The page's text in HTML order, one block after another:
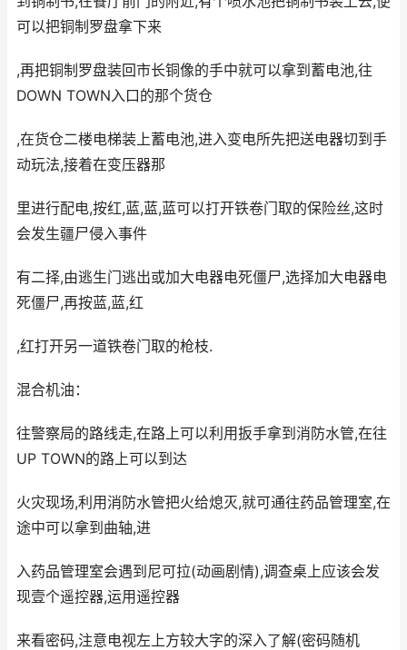
可以把铜制罗盘拿下来
,再把铜制罗盘装回市长铜像的手中就可以拿到蓄电池,往
DOWN TOWN入口的那个货仓
,在货仓二楼电梯装上蓄电池,进入变电所先把送电器切到手
动玩法,接着在变压器那
里进行配电,按红,蓝,蓝,蓝可以打开铁卷门取的保险丝,这时
会发生疆尸侵入事件
有二择,由逃生门逃出或加大电器电死僵尸,选择加大电器电
死僵尸,再按蓝,蓝,红
,红打开另一道铁卷门取的枪枝.
混合机油：
往警察局的路线走,在路上可以利用扳手拿到消防水管,在往
UP TOWN的路上可以到达
火灾现场,利用消防水管把火给熄灭,就可通往药品管理室,在
途中可以拿到曲轴,进
入药品管理室会遇到尼可拉(动画剧情),调查桌上应该会发
现壹个遥控器,运用遥控器
来看密码,注意电视左上方较大字的深入了解(密码随机